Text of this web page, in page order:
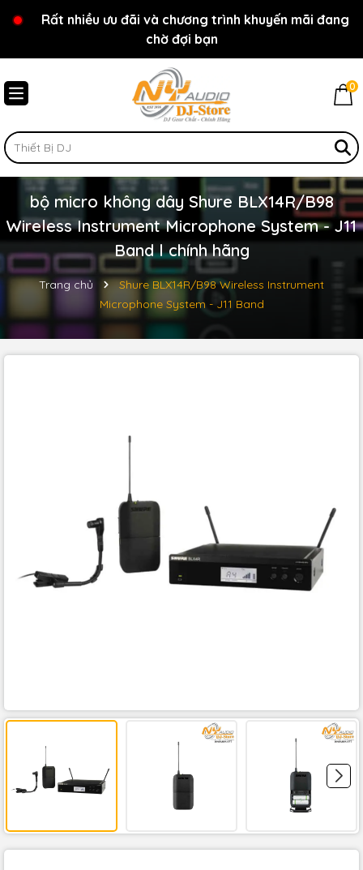
Chào mừng bạn đến với cửa hàng NY Audio - DJ
Store
Rất nhiều ưu đãi và chương trình khuyến mãi đang
chờ đợi bạn
0
bộ micro không dây Shure BLX14R/B98
Wireless Instrument Microphone System - J11
Band l chính hãng
Trang chủ
Shure BLX14R/B98 Wireless Instrument
Microphone System - J11 Band